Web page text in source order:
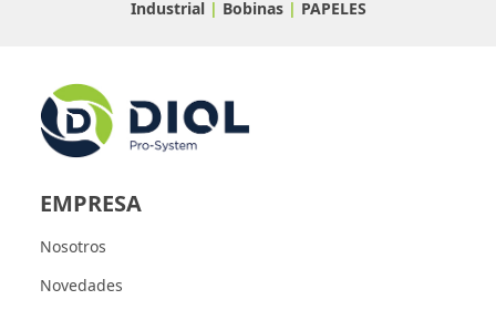
Industrial | Bobinas| PAPELES
EMPRESA
Nosotros
Novedades